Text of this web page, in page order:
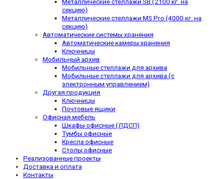
секцию)
Металлические стеллажи MS Pro (4000 кг. на
секцию)
Автоматические системы хранения
Автоматические камеры хранения
Ключницы
Мобильный архив
Мобильные стеллажи для архива
Мобильные стеллажи для архива (с
электронным управлением)
Другая продукция
Ключницы
Почтовые ящики
Офисная мебель
Шкафы офисные (ЛДСП)
Тумбы офисные
Кресла офисные
Столы офисные
Реализованные проекты
Доставка и оплата
Контакты